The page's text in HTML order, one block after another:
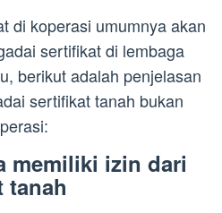
di koperasi umumnya akan
sertifikat di lembaga
berikut adalah penjelasan
sertifikat tanah bukan
memiliki izin dari
tanah